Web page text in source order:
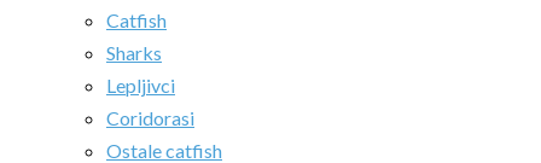
Catfish
Sharks
Lepljivci
Coridorasi
Ostale catfish